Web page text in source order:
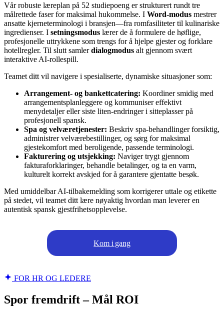
Vår robuste læreplan på 52 studiepoeng er strukturert rundt tre
målrettede faser for maksimal hukommelse. I Word-modus mestrer
ansatte kjerneterminologi i bransjen—fra romfasiliteter til kulinariske
ingredienser. I setningsmodus lærer de å formulere de høflige,
profesjonelle uttrykkene som trengs for å hjelpe gjester og forklare
hotellregler. Til slutt samlerdialogmodus alt gjennom svært
interaktive AI-rollespill.
Teamet ditt vil navigere i spesialiserte, dynamiske situasjoner som:
Arrangement- og bankettcatering: Koordiner smidig med
arrangementsplanleggere og kommuniser effektivt
menydetaljer eller siste liten-endringer i sitteplasser på
profesjonell spansk.
Spa og velværetjenester: Beskriv spa-behandlinger forsiktig,
administrer velværebestillinger, og sørg for maksimal
gjestekomfort med beroligende, passende terminologi.
Fakturering og utsjekking: Naviger trygt gjennom
fakturaforklaringer, behandle betalinger, og ta en varm,
kulturelt korrekt avskjed for å garantere gjentatte besøk.
Med umiddelbar AI-tilbakemelding som korrigerer uttale og etikette
på stedet, vil teamet ditt lære nøyaktig hvordan man leverer en
autentisk spansk gjestfrihetsopplevelse.
Kom i gang
FOR HR OG LEDERE
Spor fremdrift – Mål ROI